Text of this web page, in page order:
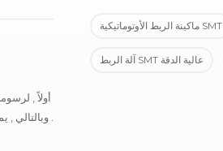
ماكينة الربط الأوتوماتيكية SMT
آلة الربط SMT عالية الدقة
أولاً ,
. وبالتالي